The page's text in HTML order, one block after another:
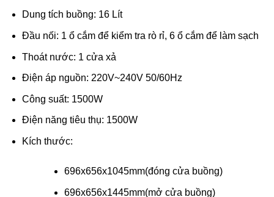
Dung tích buồng: 16 Lít
Đầu nối: 1 ổ cắm để kiểm tra rò rỉ, 6 ổ cắm để làm sạch
Thoát nước: 1 cửa xả
Điện áp nguồn: 220V~240V 50/60Hz
Công suất: 1500W
Điện năng tiêu thụ: 1500W
Kích thước:
696x656x1045mm(đóng cửa buồng)
696x656x1445mm(mở cửa buồng)